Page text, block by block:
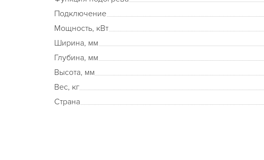
Подключение
Мощность, кВт
Ширина, мм
Глубина, мм
Высота, мм
Вес, кг
Страна